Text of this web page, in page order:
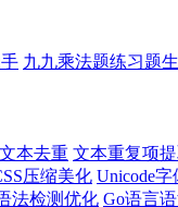
九九乘法题练习题
文本去重 文本重复项
压缩美化 Unicode
法检测优化 Go语言